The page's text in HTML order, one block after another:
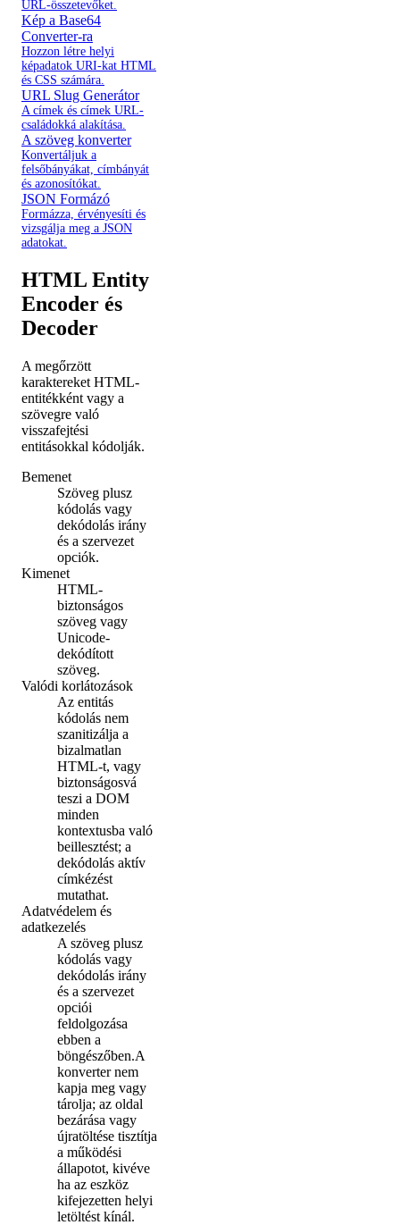
URL-összetevőket.
Kép a Base64
Converter-ra
Hozzon létre helyi
képadatok URI-kat HTML
és CSS számára.
URL Slug Generátor
A címek és címek URL-
családokká alakítása.
A szöveg konverter
Konvertáljuk a
felsőbányákat, címbányát
és azonosítókat.
JSON Formázó
Formázza, érvényesíti és
vizsgálja meg a JSON
adatokat.
HTML Entity
Encoder és
Decoder
A megőrzött
karaktereket HTML-
entitékként vagy a
szövegre való
visszafejtési
entitásokkal kódolják.
Bemenet
Szöveg plusz
kódolás vagy
dekódolás irány
és a szervezet
opciók.
Kimenet
HTML-
biztonságos
szöveg vagy
Unicode-
dekódított
szöveg.
Valódi korlátozások
Az entitás
kódolás nem
szanitizálja a
bizalmatlan
HTML-t, vagy
biztonságosvá
teszi a DOM
minden
kontextusba való
beillesztést; a
dekódolás aktív
címkézést
mutathat.
Adatvédelem és
adatkezelés
A szöveg plusz
kódolás vagy
dekódolás irány
és a szervezet
opciói
feldolgozása
ebben a
böngészőben.A
konverter nem
kapja meg vagy
tárolja; az oldal
bezárása vagy
újratöltése tisztítja
a működési
állapotot, kivéve
ha az eszköz
kifejezetten helyi
letöltést kínál.